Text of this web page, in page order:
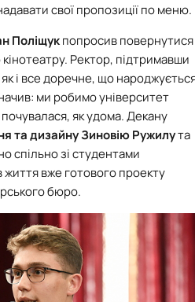
свої пропозиції по меню.
Поліщукпопросив повернутися
Ректор, підтримавши
як і все доречне, що
ми робимо університет
як удома. Декану
та дизайнуЗиновію Ружилута
спільно зі студентами
вже готового проекту
бюро.